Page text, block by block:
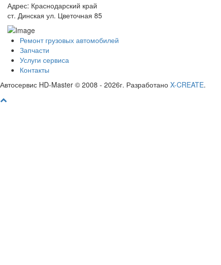
Адрес: Краснодарский край
ст. Динская ул. Цветочная 85
Ремонт грузовых автомобилей
Запчасти
Услуги сервиса
Контакты
Автосервис HD-Master © 2008 - 2026г. Разработано X-CREATE.